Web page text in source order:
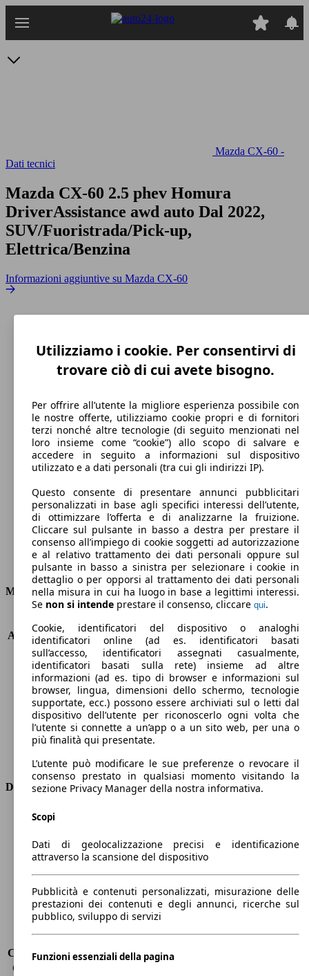
Mazda CX-60 -
Dati tecnici
Mazda CX-60 2.5 phev Homura
DriverAssistance awd auto Dal 2022,
SUV/Fuoristrada/Pick-up,
Elettrica/Benzina
Informazioni aggiuntive su Mazda CX-60
200 km/h
Elettrica/Benzina
Carburante
Motore e Prestazioni
Accelerazione (0-100 km/h)
5.8s
Velocità massima (km/h)
200 km/h
Numero di marce
8
Coppia
261 nm
Cilindrata
2488 ccm
Carburante
Elettrica/Benzina
Cilindri
4
Trasmissione
Automatico
Tipo di trazione
Integrale
Dimensioni
Lunghezza
Larghezza
1890 mm
Passo
2870 mm
Peso massimo
-
Carico massimo
-
Porte
5
Sedili
5
Carico sul tetto
-
Capacità di traino (senza freni) -
Capacità di traino (con freni)
Utilizziamo i cookie. Per consentirvi di
trovare ciò di cui avete bisogno.
Per offrire all’utente la migliore esperienza possibile con
le nostre offerte, utilizziamo cookie propri e di fornitori
terzi nonché altre tecnologie (di seguito menzionati nel
loro insieme come “cookie”) allo scopo di salvare e
accedere in seguito a informazioni sul dispositivo
utilizzato e a dati personali (tra cui gli indirizzi IP).
Questo consente di presentare annunci pubblicitari
personalizzati in base agli specifici interessi dell’utente,
di ottimizzare l’offerta e di analizzarne la fruizione.
Cliccare sul pulsante in basso a destra per prestare il
consenso all’impiego di cookie soggetti ad autorizzazione
e al relativo trattamento dei dati personali oppure sul
pulsante in basso a sinistra per selezionare i cookie in
dettaglio o per opporsi al trattamento dei dati personali
nella misura in cui ha luogo in base a legittimi interessi.
Se non si intende prestare il consenso, cliccare qui.
Cookie, identificatori del dispositivo o analoghi
identificatori online (ad es. identificatori basati
sull’accesso, identificatori assegnati casualmente,
identificatori basati sulla rete) insieme ad altre
informazioni (ad es. tipo di browser e informazioni sul
browser, lingua, dimensioni dello schermo, tecnologie
supportate, ecc.) possono essere archiviati sul o letti dal
dispositivo dell’utente per riconoscerlo ogni volta che
l’utente si connette a un’app o a un sito web, per una o
più finalità qui presentate.
L’utente può modificare le sue preferenze o revocare il
consenso prestato in qualsiasi momento visitando la
sezione Privacy Manager della nostra informativa.
Scopi
Dati di geolocalizzazione precisi e identificazione
attraverso la scansione del dispositivo
Pubblicità e contenuti personalizzati, misurazione delle
prestazioni dei contenuti e degli annunci, ricerche sul
pubblico, sviluppo di servizi
Funzioni essenziali della pagina